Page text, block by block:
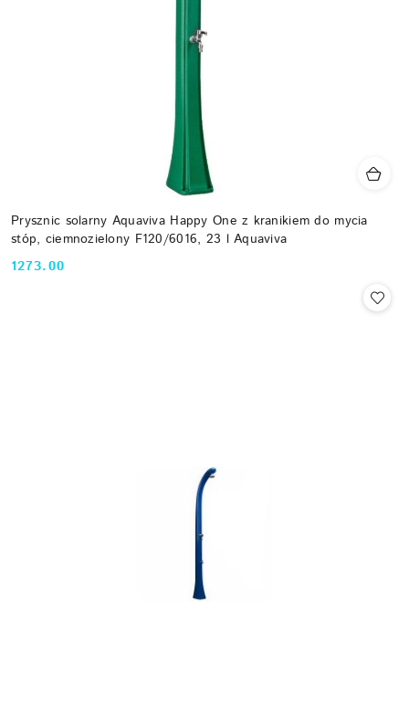
Prysznic solarny Aquaviva Happy One z kranikiem do mycia
stóp, ciemnozielony F120/6016, 23 l Aquaviva
Cena:
1273.00